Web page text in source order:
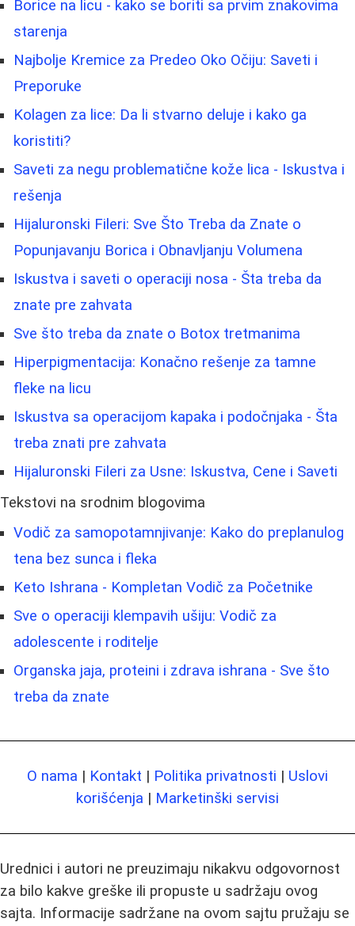
Borice na licu - kako se boriti sa prvim znakovima
starenja
Najbolje Kremice za Predeo Oko Očiju: Saveti i
Preporuke
Kolagen za lice: Da li stvarno deluje i kako ga
koristiti?
Saveti za negu problematične kože lica - Iskustva i
rešenja
Hijaluronski Fileri: Sve Što Treba da Znate o
Popunjavanju Borica i Obnavljanju Volumena
Iskustva i saveti o operaciji nosa - Šta treba da
znate pre zahvata
Sve što treba da znate o Botox tretmanima
Hiperpigmentacija: Konačno rešenje za tamne
fleke na licu
Iskustva sa operacijom kapaka i podočnjaka - Šta
treba znati pre zahvata
Hijaluronski Fileri za Usne: Iskustva, Cene i Saveti
Tekstovi na srodnim blogovima
Vodič za samopotamnjivanje: Kako do preplanulog
tena bez sunca i fleka
Keto Ishrana - Kompletan Vodič za Početnike
Sve o operaciji klempavih ušiju: Vodič za
adolescente i roditelje
Organska jaja, proteini i zdrava ishrana - Sve što
treba da znate
O nama | Kontakt | Politika privatnosti | Uslovi
korišćenja | Marketinški servisi
Urednici i autori ne preuzimaju nikakvu odgovornost
za bilo kakve greške ili propuste u sadržaju ovog
sajta. Informacije sadržane na ovom sajtu pružaju se